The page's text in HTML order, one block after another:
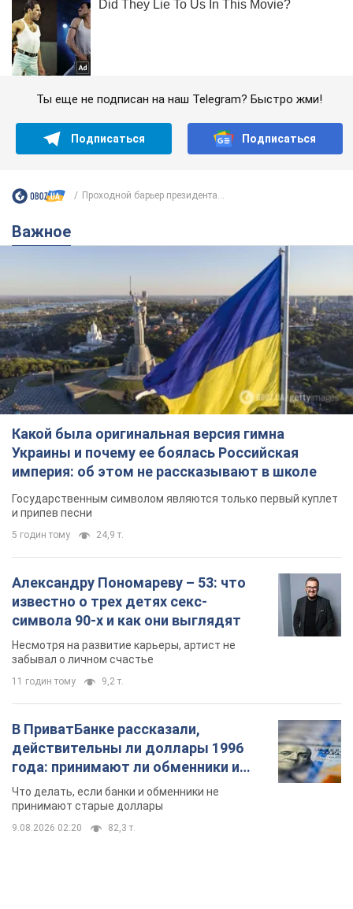
Ты еще не подписан на наш Telegram? Быстро жми!
Подписаться Подписаться
Проходной барьер президента...
Важное
Какой была оригинальная версия гимна
Украины и почему ее боялась Российская
империя: об этом не рассказывают в школе
Государственным символом являются только первый куплет
и припев песни
5 годин тому 24,9 т.
Александру Пономареву – 53: что
известно о трех детях секс-
символа 90-х и как они выглядят
Несмотря на развитие карьеры, артист не
забывал о личном счастье
11 годин тому 9,2 т.
В ПриватБанке рассказали,
действительны ли доллары 1996
года: принимают ли обменники и
банки такие купюры
Что делать, если банки и обменники не
принимают старые доллары
9.08.2026 02:20 82,3 т.